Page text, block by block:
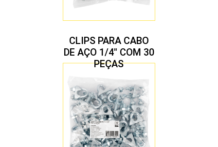
CLIPS PARA CABO
DE AÇO 1/4″ COM 30
PEÇAS